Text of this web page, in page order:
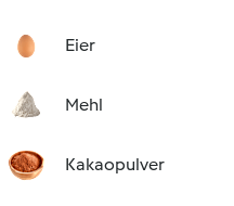
Eier
Mehl
Kakaopulver